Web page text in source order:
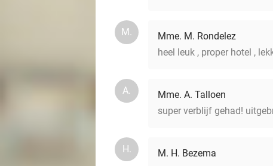
M.
Mme. M. Rondelez
heel leuk , proper hotel ,
A.
Mme. A. Talloen
super verblijf gehad!
H. M. H. Bezema